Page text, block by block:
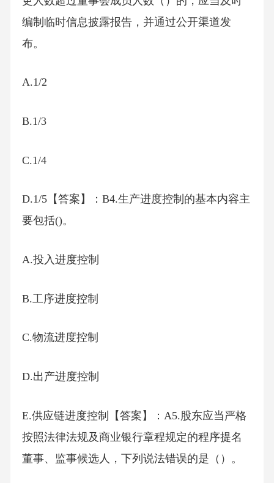
编制临时信息披露报告，并通过公开渠道发
布。
A.1/2
B.1/3
C.1/4
D.1/5【答案】：B4.生产进度控制的基本内容主
要包括()。
A.投入进度控制
B.工序进度控制
C.物流进度控制
D.出产进度控制
E.供应链进度控制【答案】：A5.股东应当严格
按照法律法规及商业银行章程规定的程序提名
董事、监事候选人，下列说法错误的是（）。